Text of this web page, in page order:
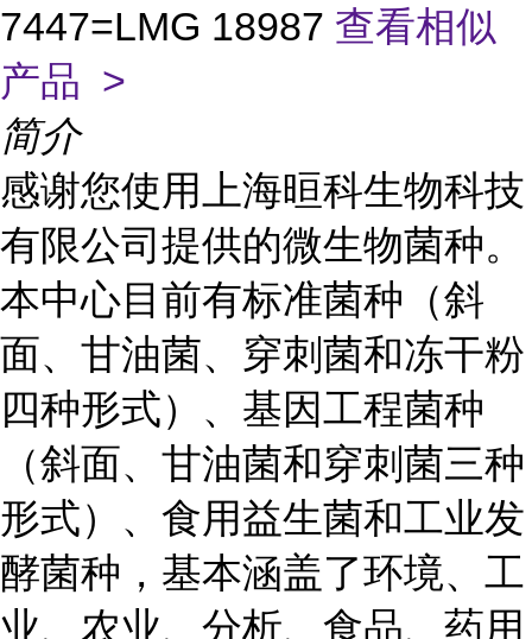
7447=LMG 18987 查看相似
产品 >
简介
感谢您使用上海晅科生物科技
有限公司提供的微生物菌种。
本中心目前有标准菌种（斜
面、甘油菌、穿刺菌和冻干粉
四种形式）、基因工程菌种
（斜面、甘油菌和穿刺菌三种
形式）、食用益生菌和工业发
酵菌种，基本涵盖了环境、工
业、农业、分析、食品、药用